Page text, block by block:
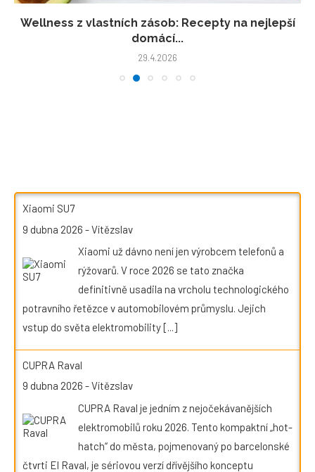
Wellness z vlastních zásob: Recepty na nejlepší
domácí...
29.4.2026
Xiaomi SU7
9 dubna 2026 -Vítězslav
Xiaomi už dávno není jen výrobcem telefonů a
rýžovarů. V roce 2026 se tato značka
definitivně usadila na vrcholu technologického
potravního řetězce v automobilovém průmyslu. Jejich
vstup do světa elektromobility[...]
CUPRA Raval
9 dubna 2026 -Vítězslav
CUPRA Raval je jedním z nejočekávanějších
elektromobilů roku 2026. Tento kompaktní „hot-
hatch“ do města, pojmenovaný po barcelonské
čtvrti El Raval, je sériovou verzí dřívějšího konceptu